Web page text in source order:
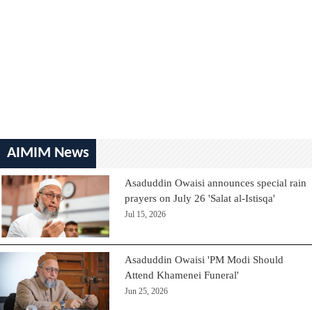
AIMIM News
Asaduddin Owaisi announces special rain
prayers on July 26 'Salat al-Istisqa'
Jul 15, 2026
Asaduddin Owaisi 'PM Modi Should
Attend Khamenei Funeral'
Jun 25, 2026